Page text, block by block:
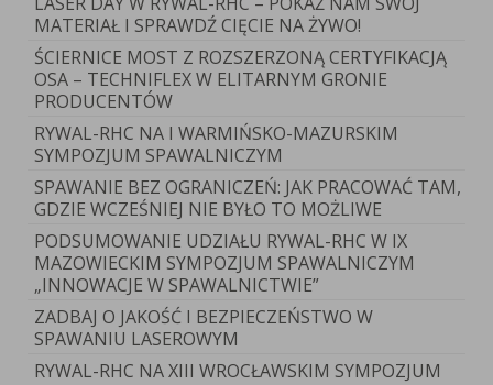
MATERIAŁ I SPRAWDŹ CIĘCIE NA ŻYWO!
ŚCIERNICE MOST Z ROZSZERZONĄ CERTYFIKACJĄ
OSA – TECHNIFLEX W ELITARNYM GRONIE
PRODUCENTÓW
RYWAL-RHC NA I WARMIŃSKO-MAZURSKIM
SYMPOZJUM SPAWALNICZYM
SPAWANIE BEZ OGRANICZEŃ: JAK PRACOWAĆ TAM,
GDZIE WCZEŚNIEJ NIE BYŁO TO MOŻLIWE
PODSUMOWANIE UDZIAŁU RYWAL-RHC W IX
MAZOWIECKIM SYMPOZJUM SPAWALNICZYM
„INNOWACJE W SPAWALNICTWIE”
ZADBAJ O JAKOŚĆ I BEZPIECZEŃSTWO W
SPAWANIU LASEROWYM
RYWAL-RHC NA XIII WROCŁAWSKIM SYMPOZJUM